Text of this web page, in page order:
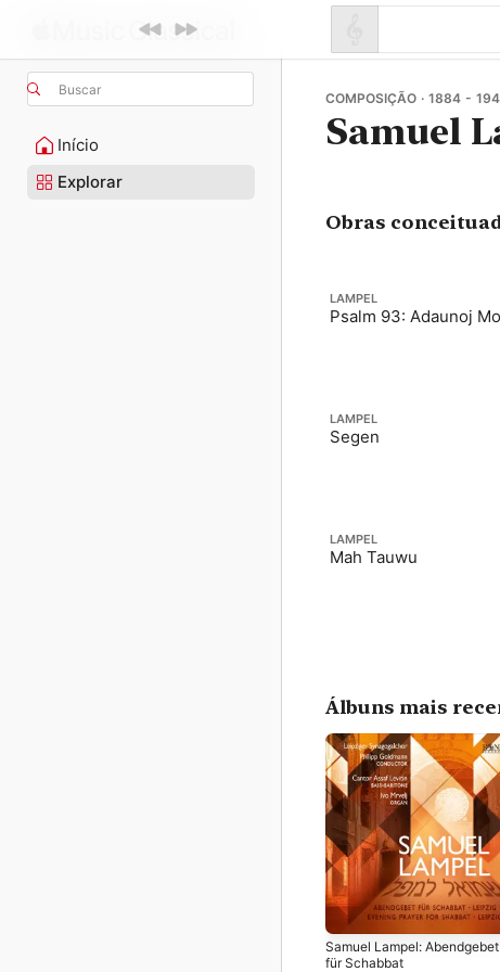
Buscar
Início
Explorar
COMPOSIÇÃO · 1884 -
Samuel
Obras
LAMPEL
Psalm 93: Adaunoj
LAMPEL
Segen
LAMPEL
Mah Tauwu
Álbuns mais
Samuel Lampel: Abendgebet
für Schabbat